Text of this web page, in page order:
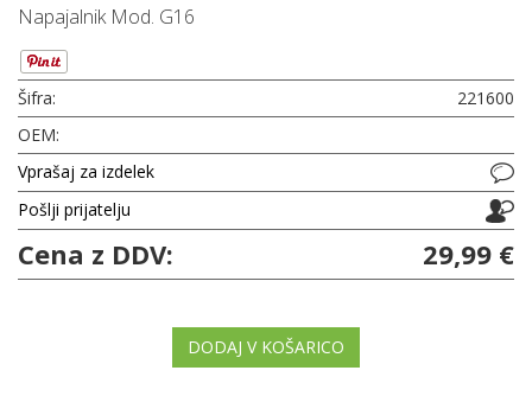
Napajalnik Mod. G16
Šifra:
221600
OEM:
Vprašaj za izdelek
Pošlji prijatelju
Cena z DDV: 29,99 €
DODAJ V KOŠARICO